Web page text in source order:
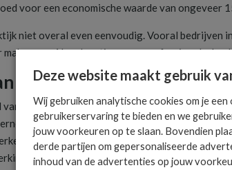
voor een economische waarde van ongeveer
niet overal even eenvoudig. Vooral bedrijven
van AI op locaties waar professionals
de cloud
de huidige AI-modellen nog sterk afhankelijk
en een vaste werkomgeving
op industriële locaties, afgelegen terreinen
met zich mee.
Deze website maakt gebruik
Wij gebruiken analytische cookies om je een
gebruikerservaring te bieden en we
jouw voorkeuren op te slaan. Bovendien
derde partijen om gepersonaliseerde
inhoud van de advertenties op jouw